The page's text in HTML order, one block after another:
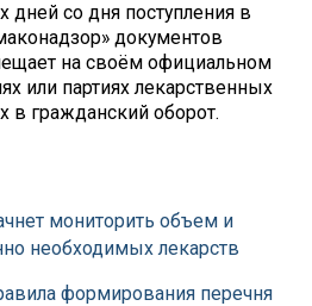
дней со дня поступления в
документов
на своём официальном
или партиях лекарственных
в гражданский оборот.
мониторить объем и
необходимых лекарств
формирования перечня